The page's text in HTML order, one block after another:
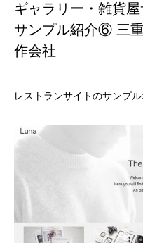
ギャラリー・雑貨
サンプル紹介⑥ 三
作会社
レストランサイトのサンプ